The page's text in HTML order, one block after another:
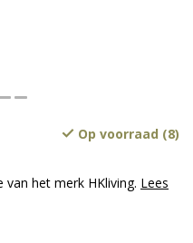
Op voorraad (8)
het merk HKliving. Lees